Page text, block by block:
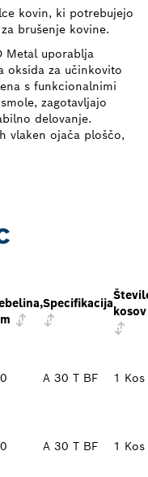
kovin, ki potrebujejo
brušenje kovine.
Metal uporablja
oksida za učinkovito
s funkcionalnimi
zagotavljajo
delovanje.
vlaken ojača ploščo,
Specifikacija
kosov
A 30 T BF 1 Kos
A 30 T BF 1 Kos